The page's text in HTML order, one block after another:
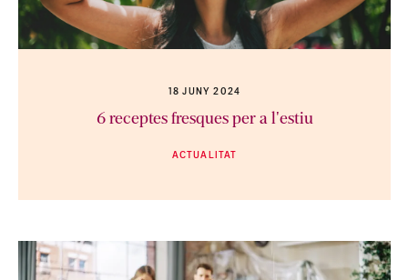
18 JUNY 2024
6 receptes fresques per a l'estiu
ACTUALITAT